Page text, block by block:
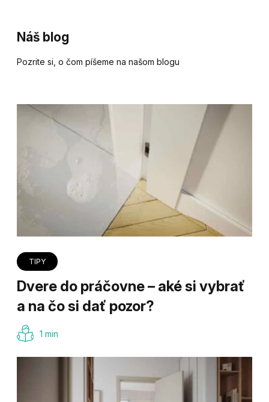
Náš blog
Pozrite si, o čom píšeme na našom blogu
TIPY
Dvere do práčovne – aké si vybrať
a na čo si dať pozor?
1 min